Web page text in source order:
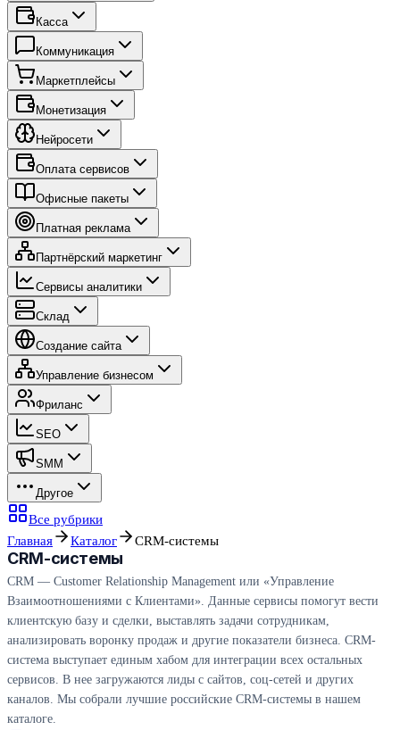
Касса
Коммуникация
Маркетплейсы
Монетизация
Нейросети
Оплата сервисов
Офисные пакеты
Платная реклама
Партнёрский маркетинг
Сервисы аналитики
Склад
Создание сайта
Управление бизнесом
Фриланс
SEO
SMM
Другое
Все рубрики
Главная
Каталог CRM-системы
CRM-системы
CRM — Customer Relationship Management или «Управление
Взаимоотношениями с Клиентами». Данные сервисы помогут вести
клиентскую базу и сделки, выставлять задачи сотрудникам,
анализировать воронку продаж и другие показатели бизнеса. CRM-
система выступает единым хабом для интеграции всех остальных
сервисов. В нее загружаются лиды с сайтов, соц-сетей и других
каналов. Мы собрали лучшие российские CRM-системы в нашем
каталоге.